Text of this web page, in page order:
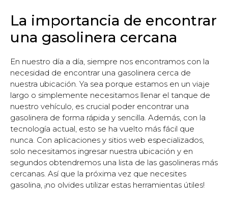
La importancia de encontrar
una gasolinera cercana
En nuestro día a día, siempre nos encontramos con la
necesidad de encontrar una gasolinera cerca de
nuestra ubicación. Ya sea porque estamos en un viaje
largo o simplemente necesitamos llenar el tanque de
nuestro vehículo, es crucial poder encontrar una
gasolinera de forma rápida y sencilla. Además, con la
tecnología actual, esto se ha vuelto más fácil que
nunca. Con aplicaciones y sitios web especializados,
solo necesitamos ingresar nuestra ubicación y en
segundos obtendremos una lista de las gasolineras más
cercanas. Así que la próxima vez que necesites
gasolina, ¡no olvides utilizar estas herramientas útiles!